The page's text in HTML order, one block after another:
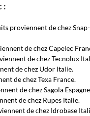
:
proviennent de chez
de chez Capelec
de chez Tecnolux
de chez Udor Italie.
de chez Texa France.
de chez Sagola
de chez Rupes Italie.
de chez Idrobase